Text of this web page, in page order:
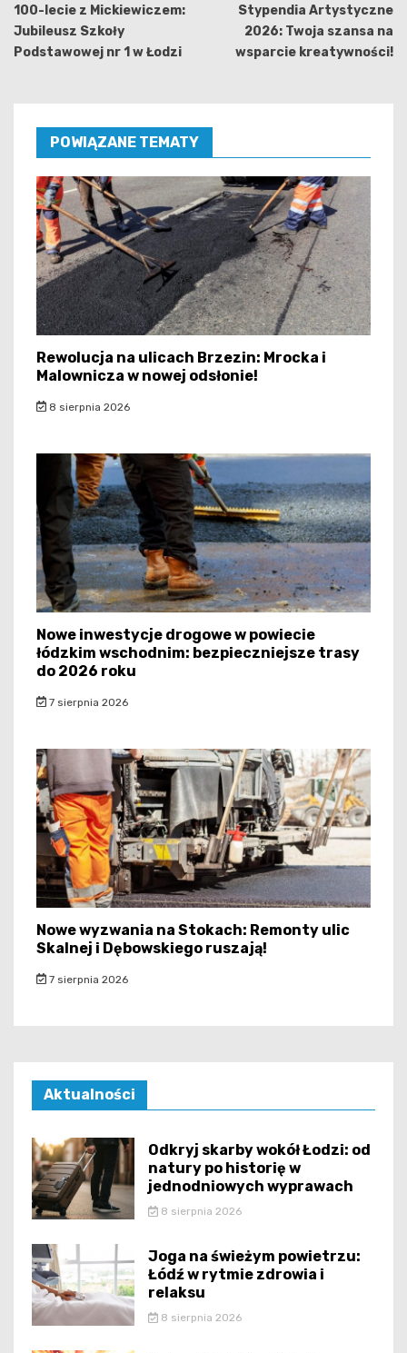
wpisu
100-lecie z Mickiewiczem:
Jubileusz Szkoły
Podstawowej nr 1 w Łodzi
Stypendia Artystyczne
2026: Twoja szansa na
wsparcie kreatywności!
POWIĄZANE TEMATY
Rewolucja na ulicach Brzezin: Mrocka i
Malownicza w nowej odsłonie!
8 sierpnia 2026
Nowe inwestycje drogowe w powiecie
łódzkim wschodnim: bezpieczniejsze trasy
do 2026 roku
7 sierpnia 2026
Nowe wyzwania na Stokach: Remonty ulic
Skalnej i Dębowskiego ruszają!
7 sierpnia 2026
Aktualności
Odkryj skarby wokół Łodzi: od
natury po historię w
jednodniowych wyprawach
8 sierpnia 2026
Joga na świeżym powietrzu:
Łódź w rytmie zdrowia i
relaksu
8 sierpnia 2026